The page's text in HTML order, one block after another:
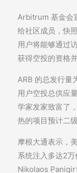
Arbitrum 基金会
给社区成员，快
用户将能够通过
获得空投的资格
ARB 的总发行量
用户空投总供应
学家发家致富了
热的项目预计二
摩根大通表示，
系统注入多达2万
Nikolaos